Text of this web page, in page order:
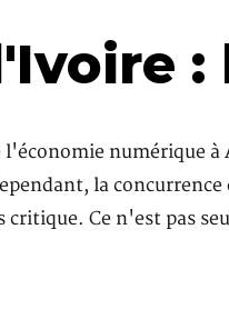
numérique
la
Ce n'est pas